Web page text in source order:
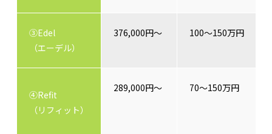
③Edel
（エーデル）
376,000円～ 100～150万円
④Refit
（リフィット）
289,000円～ 70～150万円